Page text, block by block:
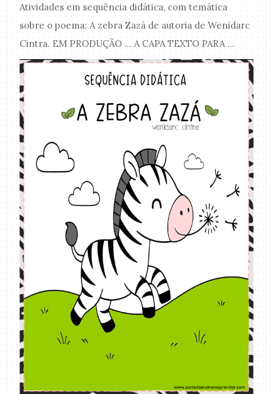
Atividades em sequência didática, com temática
sobre o poema: A zebra Zazá de autoria de Wenidarc
Cintra. EM PRODUÇÃO ... A CAPA TEXTO PARA ...